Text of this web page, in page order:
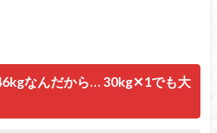
なんだから… 30kg✕1でも大